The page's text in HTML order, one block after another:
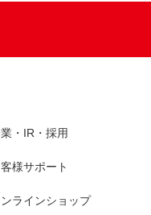
・IR・採用
様サポート
ラインショップ